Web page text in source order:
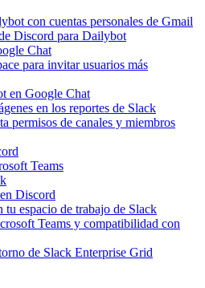
con cuentas personales de Gmail
Discord para Dailybot
Chat
para invitar usuarios más
en Google Chat
en los reportes de Slack
permisos de canales y miembros
Teams
Discord
espacio de trabajo de Slack
Teams y compatibilidad con
de Slack Enterprise Grid